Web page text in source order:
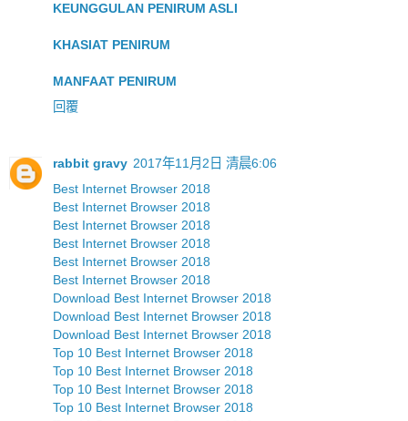
KEUNGGULAN PENIRUM ASLI
KHASIAT PENIRUM
MANFAAT PENIRUM
回覆
rabbit gravy 2017年11月2日 清晨6:06
Best Internet Browser 2018
Best Internet Browser 2018
Best Internet Browser 2018
Best Internet Browser 2018
Best Internet Browser 2018
Best Internet Browser 2018
Download Best Internet Browser 2018
Download Best Internet Browser 2018
Download Best Internet Browser 2018
Top 10 Best Internet Browser 2018
Top 10 Best Internet Browser 2018
Top 10 Best Internet Browser 2018
Top 10 Best Internet Browser 2018